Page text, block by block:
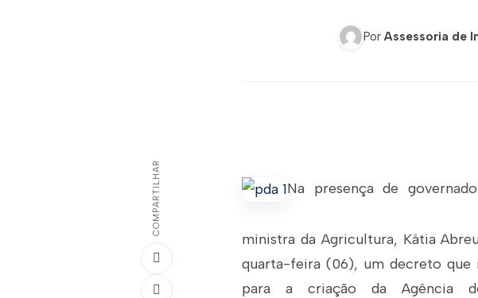
Por Assessoria de
COMPARTILHAR Na presença de
ministra da Agricultura, Kátia
quarta-feira (06), um decreto
para a criação da Agência